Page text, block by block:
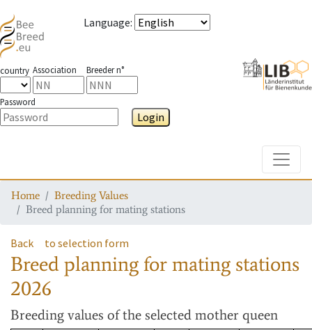
Language:
country Association Breeder n°
Password
Login
Home
Breeding Values
Breed planning for mating stations
Back to selection form
Breed planning for mating stations
2026
Breeding values of the selected mother queen